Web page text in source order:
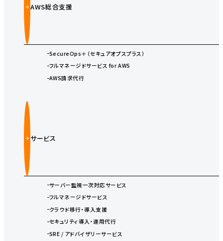
AWS総合支援
SecureOps＋（セキュアオプスプラス）
フルマネージドサービス for AWS
AWS請求代行
サービス
サーバー監視一次対応サービス
フルマネージドサービス
クラウド移行・導入支援
セキュリティ導入・運用代行
SRE / アドバイザリーサービス